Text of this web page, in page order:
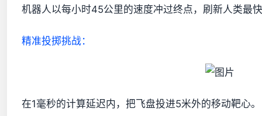
机器人以每小时45公里的速度冲过终点，刷新人类最
精准投掷挑战：
在1毫秒的计算延迟内，把飞盘投进5米外的移动靶心。